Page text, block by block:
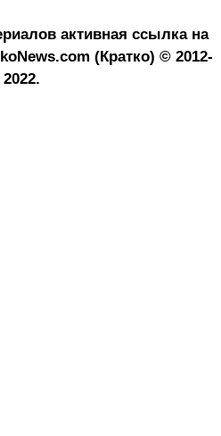
активная ссылка на
(Кратко) © 2012-
2022.